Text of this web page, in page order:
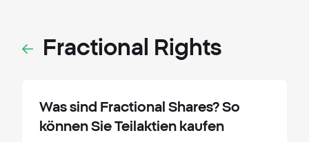
Fractional Rights
Was sind Fractional Shares? So
können Sie Teilaktien kaufen